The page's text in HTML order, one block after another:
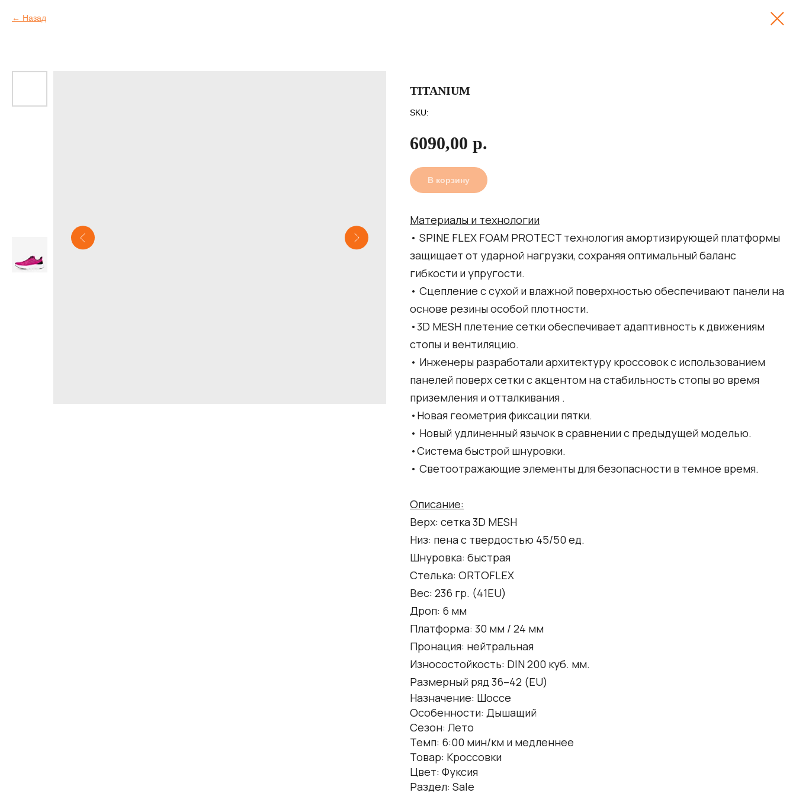
Назад
TITANIUM
SKU:
6090,00 р.
В корзину
Материалы и технологии
• SPINE FLEX FOAM PROTECT технология амортизирующей платформы
защищает от ударной нагрузки, сохраняя оптимальный баланс
гибкости и упругости.
• Сцепление с сухой и влажной поверхностью обеспечивают панели на
основе резины особой плотности.
•3D MESH плетение сетки обеспечивает адаптивность к движениям
стопы и вентиляцию.
• Инженеры разработали архитектуру кроссовок с использованием
панелей поверх сетки с акцентом на стабильность стопы во время
приземления и отталкивания .
•Новая геометрия фиксации пятки.
• Новый удлиненный язычок в сравнении с предыдущей моделью.
•Система быстрой шнуровки.
• Светоотражающие элементы для безопасности в темное время.
Описание:
Верх: сетка 3D MESH
Низ: пена c твердостью 45/50 ед.
Шнуровка: быстрая
Стелька: ORTOFLEX
Вес: 236 гр. (41EU)
Дроп: 6 мм
Платформа: 30 мм / 24 мм
Пронация: нейтральная
Износостойкость: DIN 200 куб. мм.
Размерный ряд 36–42 (ЕU)
Назначение: Шоссе
Особенности: Дышащий
Сезон: Лето
Темп: 6:00 мин/км и медленнее
Товар: Кроссовки
Цвет: Фуксия
Раздел: Sale